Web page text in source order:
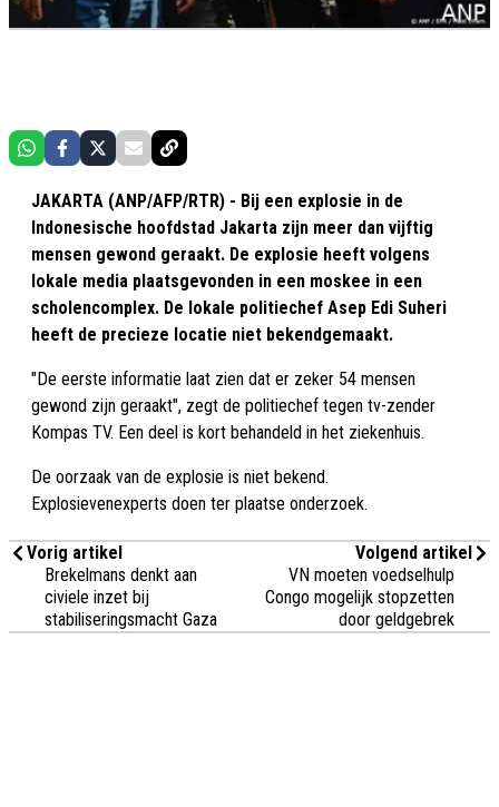
JAKARTA (ANP/AFP/RTR) - Bij een explosie in de
Indonesische hoofdstad Jakarta zijn meer dan vijftig
mensen gewond geraakt. De explosie heeft volgens
lokale media plaatsgevonden in een moskee in een
scholencomplex. De lokale politiechef Asep Edi Suheri
heeft de precieze locatie niet bekendgemaakt.
"De eerste informatie laat zien dat er zeker 54 mensen
gewond zijn geraakt", zegt de politiechef tegen tv-zender
Kompas TV. Een deel is kort behandeld in het ziekenhuis.
De oorzaak van de explosie is niet bekend.
Explosievenexperts doen ter plaatse onderzoek.
Vorig artikel
Brekelmans denkt aan
civiele inzet bij
stabiliseringsmacht Gaza
Volgend artikel
VN moeten voedselhulp
Congo mogelijk stopzetten
door geldgebrek